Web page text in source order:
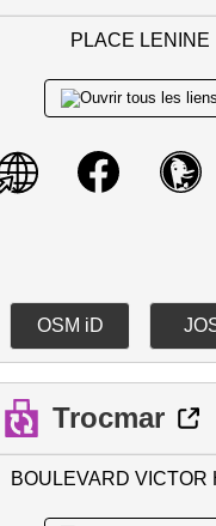
PLACE LENINE
OSM iD
Trocmar
BOULEVARD VICTOR